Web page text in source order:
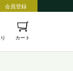
会員登録
カート